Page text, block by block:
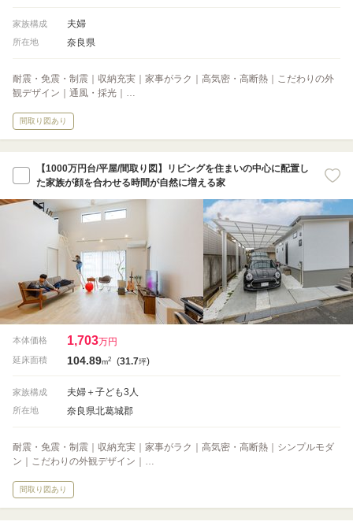
家族構成 夫婦
所在地 奈良県
耐震・免震・制震｜収納充実｜家事がラク｜高気密・高断熱｜こだわりの外
観デザイン｜通風・採光｜…
間取り図あり
【1000万円台/平屋/間取り図】リビングを住まいの中心に配置し
た家族が顔を合わせる時間が自然に増える家
本体価格 1,703万円
延床面積 104.89m2 (31.7坪)
家族構成 夫婦＋子ども3人
所在地 奈良県北葛城郡
耐震・免震・制震｜収納充実｜家事がラク｜高気密・高断熱｜シンプルモダ
ン｜こだわりの外観デザイン｜…
間取り図あり